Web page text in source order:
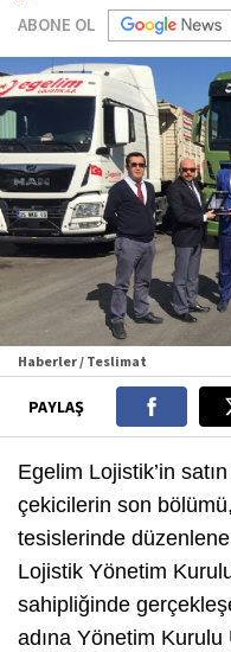
ABONE OL
Haberler / Teslimat
PAYLAŞ
Egelim Lojistik’in
çekicilerin son
tesislerinde
Lojistik Yönetim
sahipliğinde
adına Yönetim